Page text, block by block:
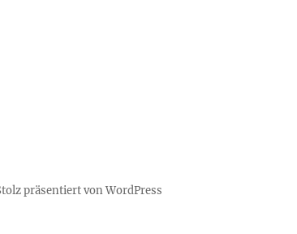
präsentiert von WordPress